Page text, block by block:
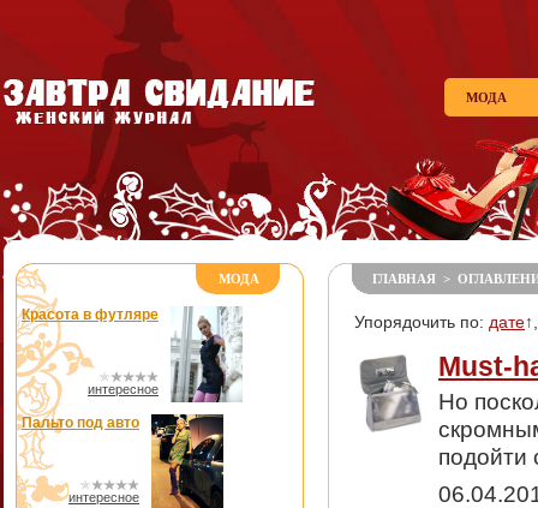
МОДА
МОДА
Красота в футляре
интересное
Пальто под авто
интересное
ГЛАВНАЯ >
Упорядочить по: дате
Must-
Но
подойти